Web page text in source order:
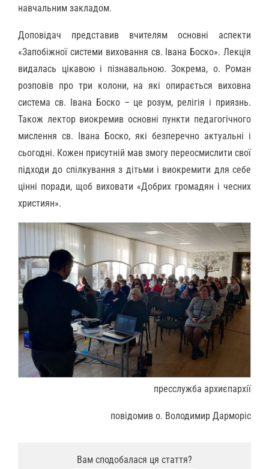
навчальним закладом.
Доповідач представив вчителям основні аспекти
«Запобіжної системи виховання св. Івана Боско». Лекція
видалась цікавою і пізнавальною. Зокрема, о. Роман
розповів про три колони, на які опирається виховна
система св. Івана Боско – це розум, релігія і приязнь.
Також лектор виокремив основні пункти педагогічного
мислення св. Івана Боско, які безперечно актуальні і
сьогодні. Кожен присутній мав змогу переосмислити свої
підходи до спілкування з дітьми і виокремити для себе
цінні поради, щоб виховати «Добрих громадян і чесних
християн».
пресслужба архиєпархії
повідомив о. Володимир Дарморіс
Вам сподобалася ця стаття?